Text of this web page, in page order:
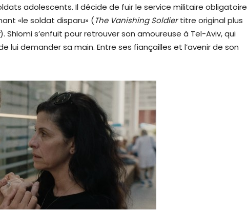
adolescents. Il décide de fuir le service militaire obligatoire
«le soldat disparu» (The Vanishing Soldiertitre original plus
). Shlomi s’enfuit pour retrouver son amoureuse à Tel-Aviv, qui
lui demander sa main. Entre ses fiançailles et l’avenir de son